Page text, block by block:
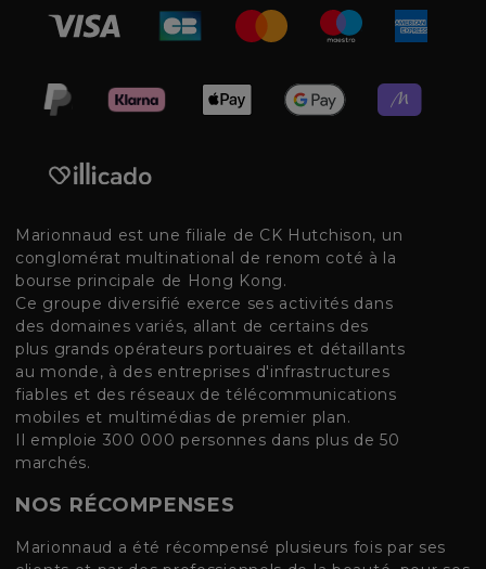
Marionnaud est une filiale de CK Hutchison, un
conglomérat multinational de renom coté à la
bourse principale de Hong Kong.
Ce groupe diversifié exerce ses activités dans
des domaines variés, allant de certains des
plus grands opérateurs portuaires et détaillants
au monde, à des entreprises d'infrastructures
fiables et des réseaux de télécommunications
mobiles et multimédias de premier plan.
Il emploie 300 000 personnes dans plus de 50
marchés.
NOS RÉCOMPENSES
Marionnaud a été récompensé plusieurs fois par ses